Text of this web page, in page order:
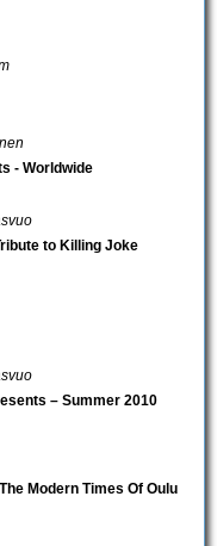
- Worldwide
to Killing Joke
– Summer 2010
Modern Times Of Oulu